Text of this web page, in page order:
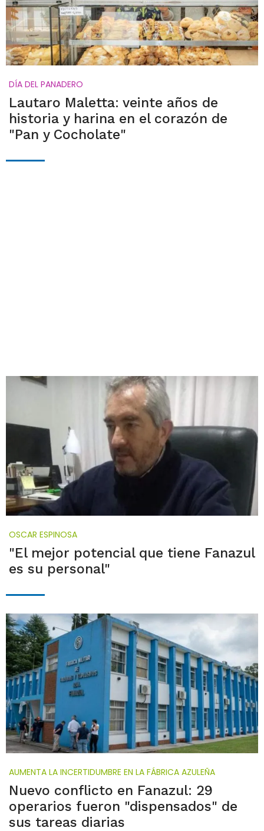
DÍA DEL PANADERO
Lautaro Maletta: veinte años de
historia y harina en el corazón de
"Pan y Cocholate"
OSCAR ESPINOSA
"El mejor potencial que tiene Fanazul
es su personal"
AUMENTA LA INCERTIDUMBRE EN LA FÁBRICA AZULEÑA
Nuevo conflicto en Fanazul: 29
operarios fueron "dispensados" de
sus tareas diarias